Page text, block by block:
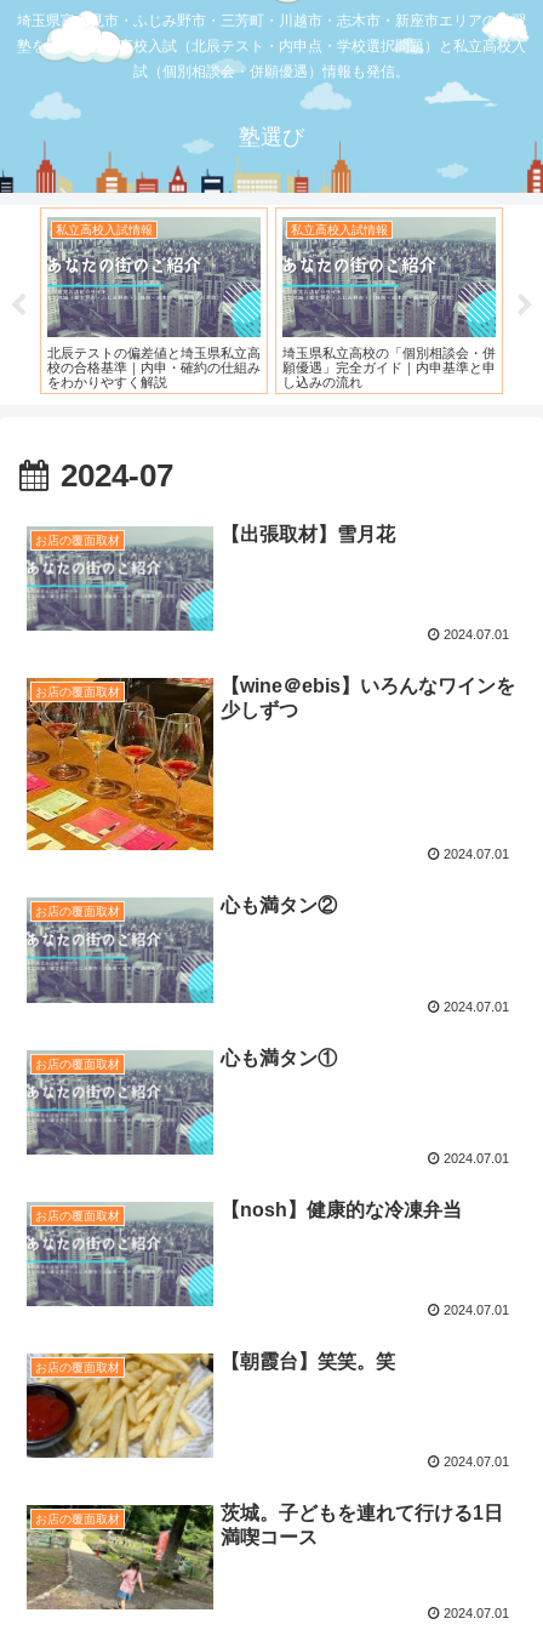
埼玉県富士見市・ふじみ野市・三芳町・川越市・志木市・新座市エリアの学習
塾を比較。公立高校入試（北辰テスト・内申点・学校選択問題）と私立高校入
試（個別相談会・併願優遇）情報も発信。
塾選び
私立高校入試情報
北辰テストの偏差値と埼玉県私立高
校の合格基準｜内申・確約の仕組み
をわかりやすく解説
私立高校入試情報
埼玉県私立高校の「個別相談会・併
願優遇」完全ガイド｜内申基準と申
し込みの流れ
2024-07
お店の覆面取材 【出張取材】雪月花
2024.07.01
お店の覆面取材
【wine＠ebis】いろんなワインを
少しずつ
2024.07.01
お店の覆面取材 心も満タン②
2024.07.01
お店の覆面取材 心も満タン①
2024.07.01
お店の覆面取材 【nosh】健康的な冷凍弁当
2024.07.01
お店の覆面取材 【朝霞台】笑笑。笑
2024.07.01
お店の覆面取材
茨城。子どもを連れて行ける1日
満喫コース
2024.07.01